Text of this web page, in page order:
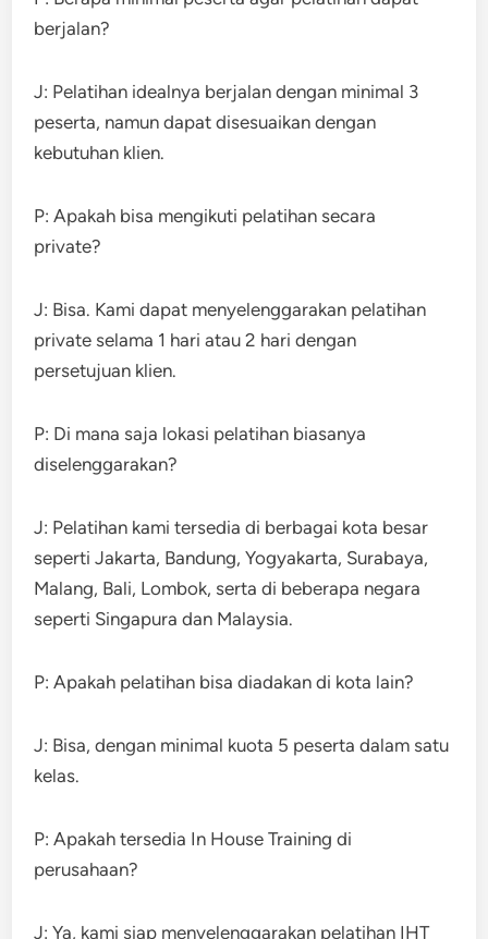
berjalan?
J: Pelatihan idealnya berjalan dengan minimal 3
peserta, namun dapat disesuaikan dengan
kebutuhan klien.
P: Apakah bisa mengikuti pelatihan secara
private?
J: Bisa. Kami dapat menyelenggarakan pelatihan
private selama 1 hari atau 2 hari dengan
persetujuan klien.
P: Di mana saja lokasi pelatihan biasanya
diselenggarakan?
J: Pelatihan kami tersedia di berbagai kota besar
seperti Jakarta, Bandung, Yogyakarta, Surabaya,
Malang, Bali, Lombok, serta di beberapa negara
seperti Singapura dan Malaysia.
P: Apakah pelatihan bisa diadakan di kota lain?
J: Bisa, dengan minimal kuota 5 peserta dalam satu
kelas.
P: Apakah tersedia In House Training di
perusahaan?
J: Ya, kami siap menyelenggarakan pelatihan IHT